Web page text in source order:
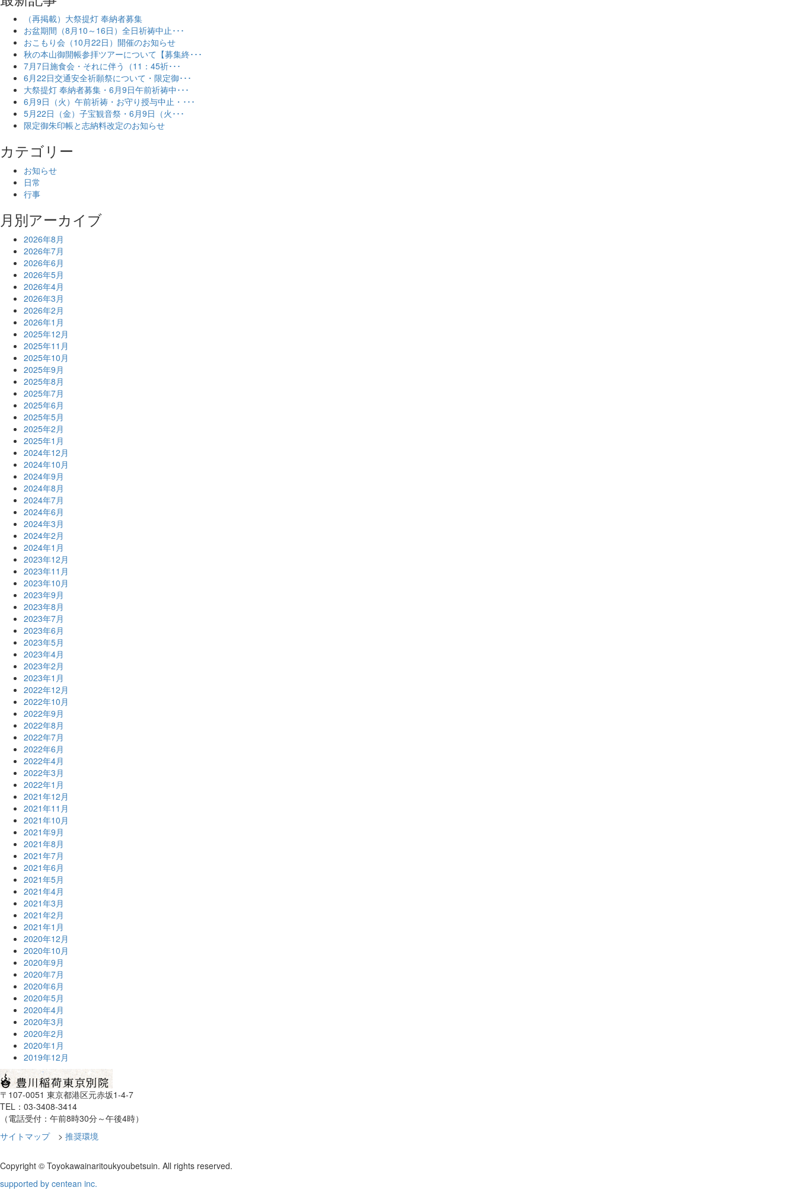
（再掲載）大祭提灯 奉納者募集
お盆期間（8月10～16日）全日祈祷中止･･･
おこもり会（10月22日）開催のお知らせ
秋の本山御開帳参拝ツアーについて【募集終･･･
7月7日施食会・それに伴う（11：45祈･･･
6月22日交通安全祈願祭について・限定御･･･
大祭提灯 奉納者募集・6月9日午前祈祷中･･･
6月9日（火）午前祈祷・お守り授与中止・･･･
5月22日（金）子宝観音祭・6月9日（火･･･
限定御朱印帳と志納料改定のお知らせ
カテゴリー
お知らせ
日常
行事
月別アーカイブ
2026年8月
2026年7月
2026年6月
2026年5月
2026年4月
2026年3月
2026年2月
2026年1月
2025年12月
2025年11月
2025年10月
2025年9月
2025年8月
2025年7月
2025年6月
2025年5月
2025年2月
2025年1月
2024年12月
2024年10月
2024年9月
2024年8月
2024年7月
2024年6月
2024年3月
2024年2月
2024年1月
2023年12月
2023年11月
2023年10月
2023年9月
2023年8月
2023年7月
2023年6月
2023年5月
2023年4月
2023年2月
2023年1月
2022年12月
2022年10月
2022年9月
2022年8月
2022年7月
2022年6月
2022年4月
2022年3月
2022年1月
2021年12月
2021年11月
2021年10月
2021年9月
2021年8月
2021年7月
2021年6月
2021年5月
2021年4月
2021年3月
2021年2月
2021年1月
2020年12月
2020年10月
2020年9月
2020年7月
2020年6月
2020年5月
2020年4月
2020年3月
2020年2月
2020年1月
2019年12月
〒107-0051 東京都港区元赤坂1-4-7
TEL：03-3408-3414
（電話受付：午前8時30分～午後4時）
サイトマップ> 推奨環境
Copyright © Toyokawainaritoukyoubetsuin. All rights reserved.
supported by centean inc.